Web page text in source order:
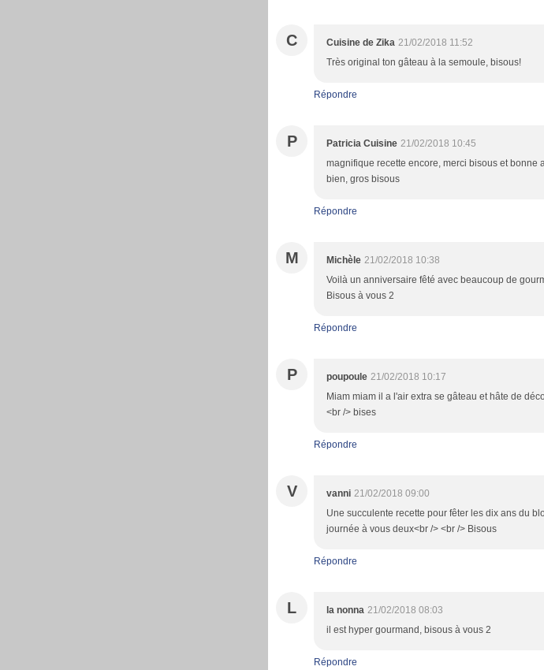
C Cuisine de Zika 21/02/2018 11:52
Très original ton gâteau à la semoule, bisous!
Répondre
P Patricia Cuisine 21/02/2018 10:45
magnifique recette encore, merci bisous et
bien, gros bisous
Répondre
M Michèle 21/02/2018 10:38
Voilà un anniversaire fêté avec beaucoup de
Bisous à vous 2
Répondre
P poupoule 21/02/2018 10:17
Miam miam il a l'air extra se gâteau et hâte de
<br /> bises
Répondre
V vanni 21/02/2018 09:00
Une succulente recette pour fêter les dix ans du
journée à vous deux<br /> <br /> Bisous
Répondre
L la nonna 21/02/2018 08:03
il est hyper gourmand, bisous à vous 2
Répondre